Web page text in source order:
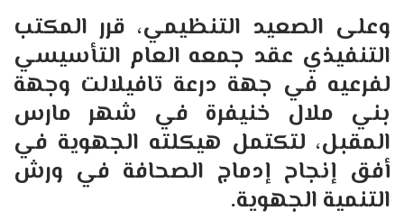
وعلى الصعيد التنظيمي، قرر المكتب
التنفيذي عقد جمعه العام التأسيسي
لفرعيه في جهة درعة تافيلالت وجهة
بني ملال خنيفرة في شهر مارس
المقبل، لتكتمل هيكلته الجهوية في
أفق إنجاح إدماج الصحافة في ورش
التنمية الجهوية.